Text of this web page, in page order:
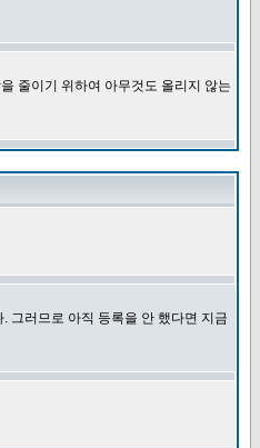
줄이기 위하여 아무것도 올리지 않는
그러므로 아직 등록을 안 했다면 지금